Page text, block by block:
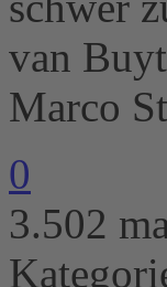
van
Marco
0
3.502